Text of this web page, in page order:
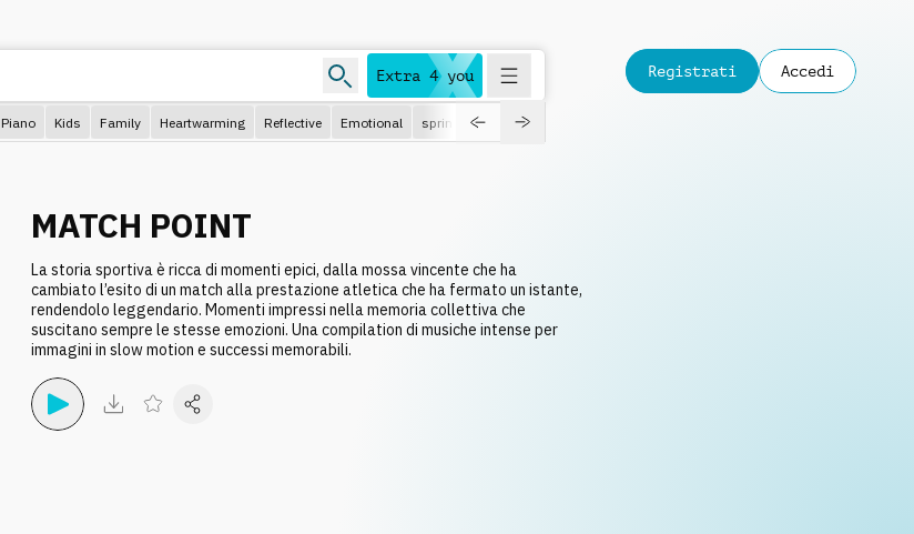
Extra 4 you
Piano Kids Family Heartwarming Reflective Emotional spring
Registrati Accedi
MATCH POINT
La storia sportiva è ricca di momenti epici, dalla mossa vincente che ha
cambiato l’esito di un match alla prestazione atletica che ha fermato un istante,
rendendolo leggendario. Momenti impressi nella memoria collettiva che
suscitano sempre le stesse emozioni. Una compilation di musiche intense per
immagini in slow motion e successi memorabili.